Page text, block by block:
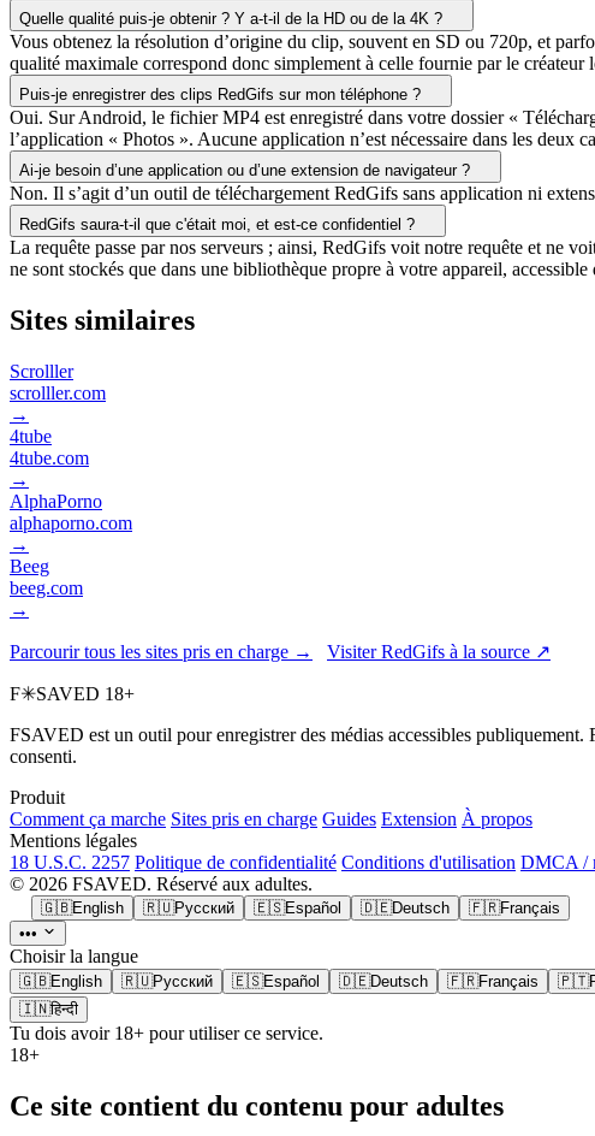
Quelle qualité puis-je obtenir ? Y a-t-il de la HD ou de la 4K ?
Vous obtenez la résolution d’origine du clip, souvent en SD ou 720p, et
qualité maximale correspond donc simplement à celle fournie par le créateur
Puis-je enregistrer des clips RedGifs sur mon téléphone ?
Oui. Sur Android, le fichier MP4 est enregistré dans votre dossier «
l’application « Photos ». Aucune application n’est nécessaire dans les deux
Ai-je besoin d’une application ou d’une extension de navigateur ?
Non. Il s’agit d’un outil de téléchargement RedGifs sans application ni
RedGifs saura-t-il que c'était moi, et est-ce confidentiel ?
La requête passe par nos serveurs ; ainsi, RedGifs voit notre requête et ne
ne sont stockés que dans une bibliothèque propre à votre appareil,
Sites similaires
Scrolller
scrolller.com
→
4tube
4tube.com
→
AlphaPorno
alphaporno.com
→
Beeg
beeg.com
→
Parcourir tous les sites pris en charge → Visiter RedGifs à la source ↗
F✳SAVED 18+
FSAVED est un outil pour enregistrer des médias accessibles
consenti.
Produit
Comment ça marche Sites pris en charge Guides Extension À propos
Mentions légales
18 U.S.C. 2257 Politique de confidentialité Conditions d'utilisation DMCA /
© 2026 FSAVED. Réservé aux adultes.
🇬🇧English 🇷🇺Русский 🇪🇸Español 🇩🇪Deutsch 🇫🇷Français
•••
Choisir la langue
🇬🇧English 🇷🇺Русский 🇪🇸Español 🇩🇪Deutsch 🇫🇷Français 🇵🇹
🇮🇳हिन्दी
Tu dois avoir 18+ pour utiliser ce service.
18+
Ce site contient du contenu pour adultes